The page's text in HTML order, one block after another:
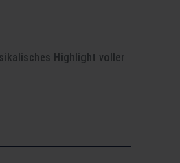
Highlight voller